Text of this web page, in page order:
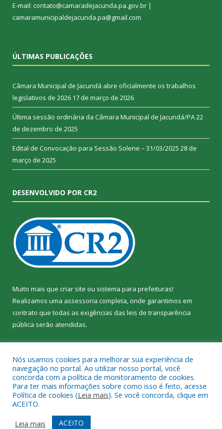
E-mail: contato@camaradejacunda.pa.gov.br |
camaramunicipaldejacunda.pa@gmail.com
ÚLTIMAS PUBLICAÇÕES
Câmara Municipal de Jacundá abre oficialmente os trabalhos
legislativos de 2026 17 de março de 2026
Última sessão ordinária da Câmara Municipal de Jacundá/PA22
de dezembro de 2025
Edital de Convocação para Sessão Solene – 31/03/2025 28 de
março de 2025
DESENVOLVIDO POR CR2
Muito mais que criar site ou sistema para prefeituras!
Realizamos uma assessoria completa, onde garantimos em
contrato que todas as exigências das leis de transparência
pública serão atendidas.
Todos os direitos reservados a Câmara Municipal de Jacundá.
Mapa do Site
Acessar Área Administrativa
Nós usamos cookies para melhorar sua experiência de
navegação no portal. Ao utilizar nosso portal, você
concorda com a política de monitoramento de cookies.
Para ter mais informações sobre como isso é feito, acesse
Política de cookies (Leia mais). Se você concorda, clique em
ACEITO.
Leia mais
ACEITO